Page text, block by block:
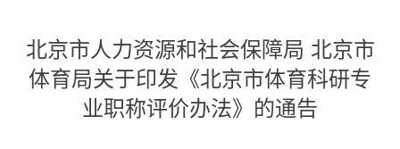
北京市人力资源和社会保障局 北京市
体育局关于印发《北京市体育科研专
业职称评价办法》的通告